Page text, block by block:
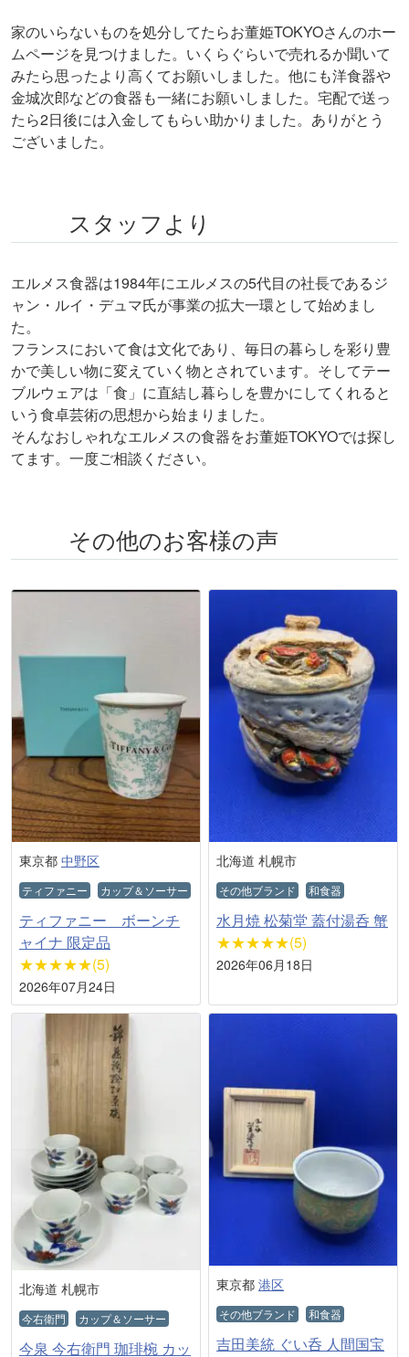
家のいらないものを処分してたらお董姫TOKYOさんのホー
ムページを見つけました。いくらぐらいで売れるか聞いて
みたら思ったより高くてお願いしました。他にも洋食器や
金城次郎などの食器も一緒にお願いしました。宅配で送っ
たら2日後には入金してもらい助かりました。ありがとう
ございました。
スタッフより
エルメス食器は1984年にエルメスの5代目の社長であるジ
ャン・ルイ・デュマ氏が事業の拡大一環として始めまし
た。
フランスにおいて食は文化であり、毎日の暮らしを彩り豊
かで美しい物に変えていく物とされています。そしてテー
ブルウェアは「食」に直結し暮らしを豊かにしてくれると
いう食卓芸術の思想から始まりました。
そんなおしゃれなエルメスの食器をお董姫TOKYOでは探し
てます。一度ご相談ください。
その他のお客様の声
東京都 中野区
ティファニー カップ＆ソーサー
ティファニー ボーンチ
ャイナ 限定品
★★★★★(5)
2026年07月24日
北海道 札幌市
その他ブランド 和食器
水月焼 松菊堂 蓋付湯呑 蟹
★★★★★(5)
2026年06月18日
北海道 札幌市
今右衛門 カップ＆ソーサー
今泉 今右衛門 珈琲椀 カッ
東京都 港区
その他ブランド 和食器
吉田美統 ぐい呑 人間国宝